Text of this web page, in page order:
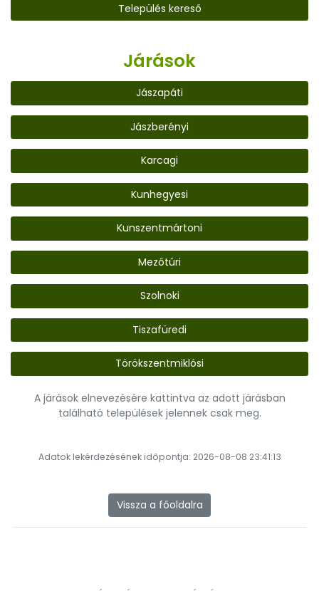
Település kereső
Járások
Jászapáti
Jászberényi
Karcagi
Kunhegyesi
Kunszentmártoni
Mezőtúri
Szolnoki
Tiszafüredi
Törökszentmiklósi
A járások elnevezésére kattintva az adott járásban
található települések jelennek csak meg.
Adatok lekérdezésének időpontja: 2026-08-08 23:41:13
Vissza a főoldalra